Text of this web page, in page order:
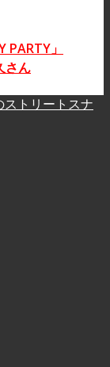
PARTY」
さん
ストリートスナ